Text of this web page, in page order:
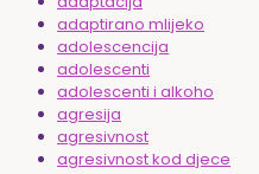
adaptirano mlijeko
adolescencija
adolescenti
adolescenti i alkoho
agresija
agresivnost
agresivnost kod djece